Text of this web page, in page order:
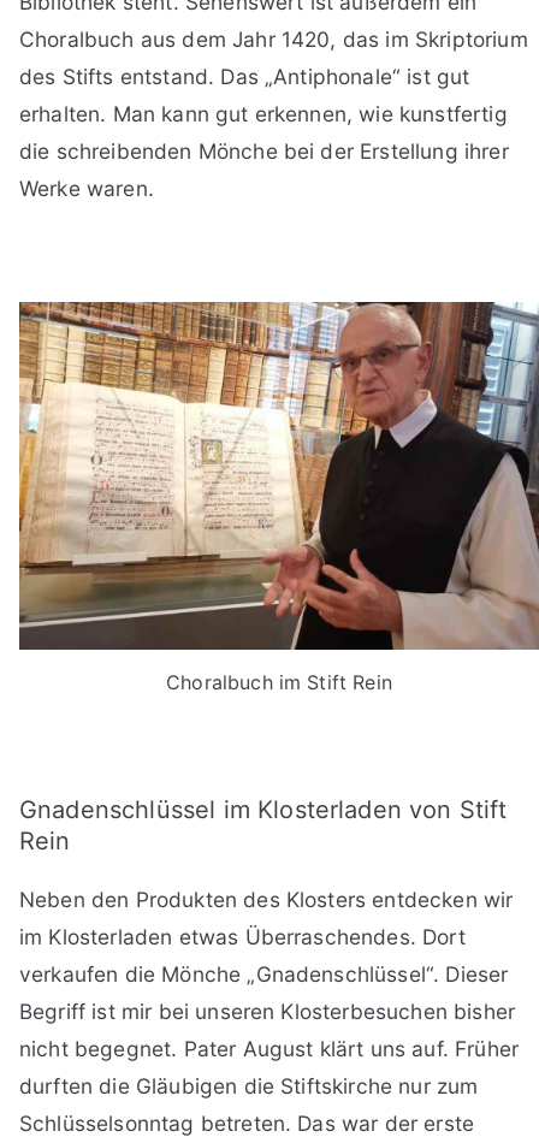
Choralbuch aus dem Jahr 1420, das im Skriptorium
des Stifts entstand. Das „Antiphonale“ ist gut
erhalten. Man kann gut erkennen, wie kunstfertig
die schreibenden Mönche bei der Erstellung ihrer
Werke waren.
Choralbuch im Stift Rein
Gnadenschlüssel im Klosterladen von Stift
Rein
Neben den Produkten des Klosters entdecken wir
im Klosterladen etwas Überraschendes. Dort
verkaufen die Mönche „Gnadenschlüssel“. Dieser
Begriff ist mir bei unseren Klosterbesuchen bisher
nicht begegnet. Pater August klärt uns auf. Früher
durften die Gläubigen die Stiftskirche nur zum
Schlüsselsonntag betreten. Das war der erste